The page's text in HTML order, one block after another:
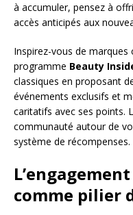
à accumuler, pensez à
accès anticipés aux
Inspirez-vous de marques
programme Beauty
classiques en proposant
événements exclusifs et
caritatifs avec ses points.
communauté autour de
système de récompenses.
comme pilier